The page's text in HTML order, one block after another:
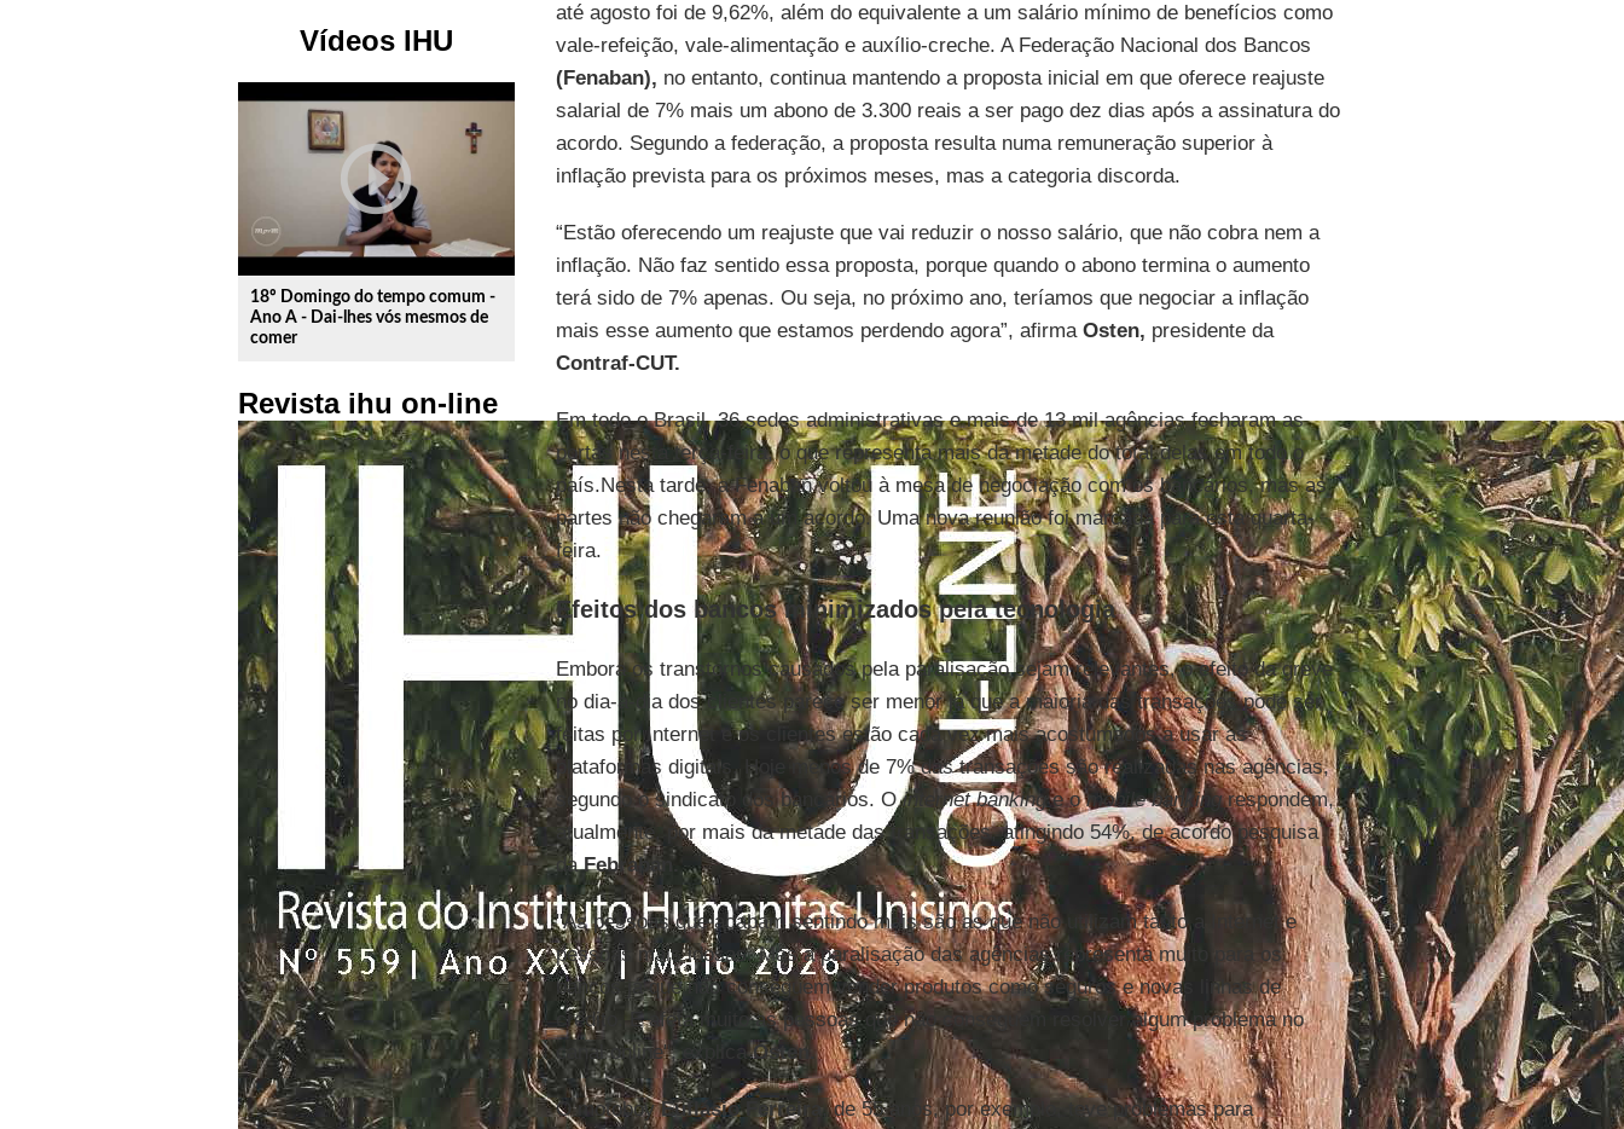
Vídeos IHU
play_circle_outline
18º Domingo do tempo comum -
Ano A - Dai-lhes vós mesmos de
comer
Revista ihu on-line
até agosto foi de 9,62%, além do equivalente a um salário mínimo de benefícios como
vale-refeição, vale-alimentação e auxílio-creche. A Federação Nacional dos Bancos
(Fenaban), no entanto, continua mantendo a proposta inicial em que oferece reajuste
salarial de 7% mais um abono de 3.300 reais a ser pago dez dias após a assinatura do
acordo. Segundo a federação, a proposta resulta numa remuneração superior à
inflação prevista para os próximos meses, mas a categoria discorda.
“Estão oferecendo um reajuste que vai reduzir o nosso salário, que não cobra nem a
inflação. Não faz sentido essa proposta, porque quando o abono termina o aumento
terá sido de 7% apenas. Ou seja, no próximo ano, teríamos que negociar a inflação
mais esse aumento que estamos perdendo agora”, afirma Osten, presidente da
Contraf-CUT.
Em todo o Brasil, 36 sedes administrativas e mais de 13 mil agências fecharam as
portas nesta terça-feira, o que representa mais da metade do total delas em todo o
país.Nesta tarde, a Fenaban voltou à mesa de negociação com os bancários, mas as
partes não chegaram a um acordo. Uma nova reunião foi marcada para esta quarta-
feira.
Efeitos dos bancos minimizados pela tecnologia
Embora os transtornos causados pela paralisação sejam relevantes, o efeito da greve
no dia-a-dia dos clientes parece ser menor já que a maioria das transações pode ser
feitas por Internet e os clientes estão cada vez mais acostumados a usar as
plataformas digitais. Hoje menos de 7% das transações são realizadas nas agências,
segundo o sindicato dos bancários. Ointernet banking e omobile bankingrespondem,
atualmente, por mais da metade das transações, atingindo 54%, de acordo pesquisa
daFebraban.
"As pessoas que acabam sentindo mais são as que não utilizam tanto a Internet e
pessoas mais idosas. Mas a paralisação das agências representa muito para os
bancos já que não conseguem vender produtos como seguros e novas linhas de
crédito. E afeta muito as pessoas que não conseguem resolver algum problema no
canal online", explicaOsten.
O motoboyEuflásio Ferreira
, de 55 anos, por exemplo, teve problemas para